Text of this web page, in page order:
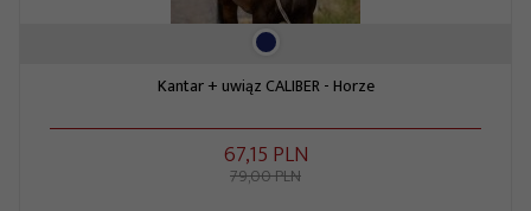
Kantar + uwiąz CALIBER - Horze
67,15 PLN
79,00 PLN